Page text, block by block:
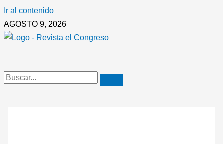
Ir al contenido
AGOSTO 9, 2026